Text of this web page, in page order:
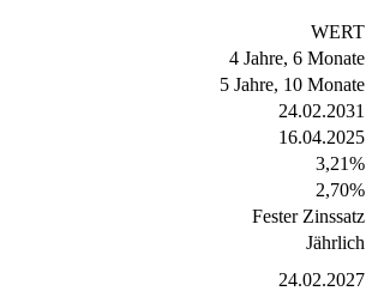
WERT
4 Jahre, 6 Monate
5 Jahre, 10 Monate
24.02.2031
16.04.2025
3,21%
2,70%
Fester Zinssatz
Jährlich
24.02.2027